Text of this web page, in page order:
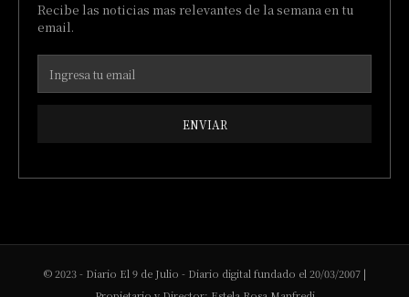
Recibe las noticias mas relevantes de la semana en tu
email.
ENVIAR
© 2023 - Diario El 9 de Julio - Diario digital fundado el 20/03/2007 |